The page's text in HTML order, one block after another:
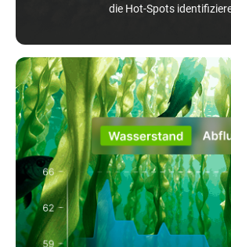
die Hot-Spots